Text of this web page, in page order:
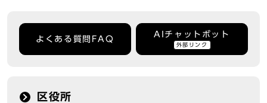
よくある質問FAQ
AIチャットボット
外部リンク
区役所